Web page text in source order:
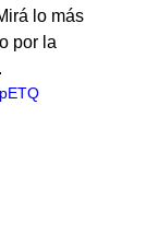
lo más
por la